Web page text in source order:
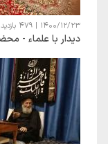
1400/12/23
| 479 بازدید
دیدار با علماء -